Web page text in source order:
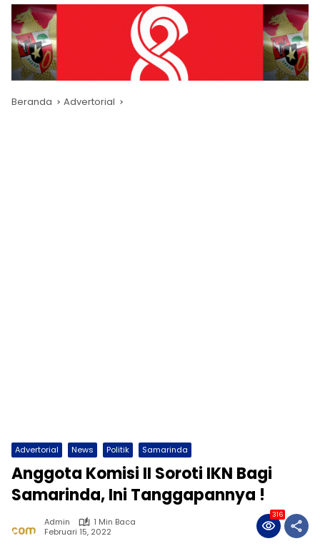
Beranda Advertorial
Advertorial News Politik Samarinda
Anggota Komisi II Soroti IKN Bagi
Samarinda, Ini Tanggapannya !
Admin
1 Min Baca
Februari 15, 2022
316